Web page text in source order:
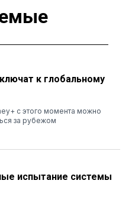
к глобальному
с этого момента можно
за рубежом
испытание системы